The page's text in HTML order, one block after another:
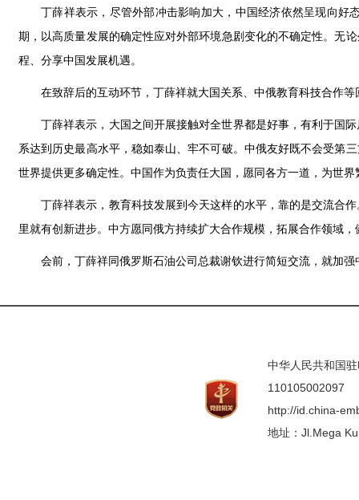
丁薛祥表示，尽管外部冲击影响加大，中国经济依然呈现向
期，以高质量发展的确定性应对外部环境急剧变化的不确定性。无
程、分享中国发展机遇。
在致辞后的互动环节，丁薛祥就大国关系、中俄教育科技合作
丁薛祥表示，大国之间开展接触对全世界都是好事，有利于国
系达到历史最高水平，稳如泰山、牢不可破。中俄友好既不会受第
世界提供更多确定性。中国作为负责任大国，愿同各方一道，为世
丁薛祥表示，教育科技发展到今天这样的水平，靠的是交流合
里就有创新进步。中方愿同俄方持续扩大合作规模，拓展合作领域
会前，丁薛祥同俄罗斯石油公司总裁谢钦进行简短交流，就加
中华人民共和国
110105002097
http://id.china-
地址：Jl.Mega